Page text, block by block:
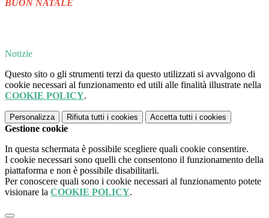
BUON NATALE
Notizie
Questo sito o gli strumenti terzi da questo utilizzati si avvalgono di
cookie necessari al funzionamento ed utili alle finalità illustrate nella
COOKIE POLICY.
Personalizza Rifiuta tutti i cookies Accetta tutti i cookies
Gestione cookie
In questa schermata è possibile scegliere quali cookie consentire.
I cookie necessari sono quelli che consentono il funzionamento della
piattaforma e non è possibile disabilitarli.
Per conoscere quali sono i cookie necessari al funzionamento potete
visionare la COOKIE POLICY.